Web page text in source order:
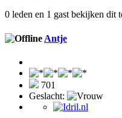
0 leden en 1 gast bekijken dit
Antje
701
Geslacht: